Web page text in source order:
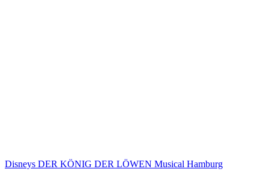
Disneys DER KÖNIG DER LÖWEN Musical Hamburg